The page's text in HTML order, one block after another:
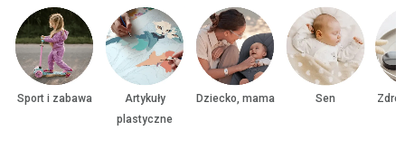
Sport i zabawa
Artykuły
plastyczne
Dziecko, mama Sen